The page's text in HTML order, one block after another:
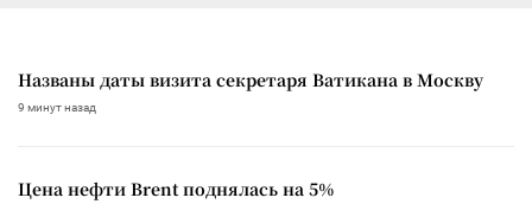
Названы даты визита секретаря Ватикана в Москву
9 минут назад
Цена нефти Brent поднялась на 5%